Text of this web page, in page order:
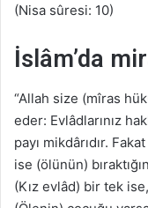
(Nisa sûresi: 10)
İslâm’da
“Allah size (mîras
eder: Evlâdlarınız
payı mikdârıdır.
ise (ölünün)
(Kız evlâd) bir tek